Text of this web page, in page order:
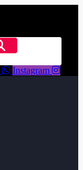
Instagram